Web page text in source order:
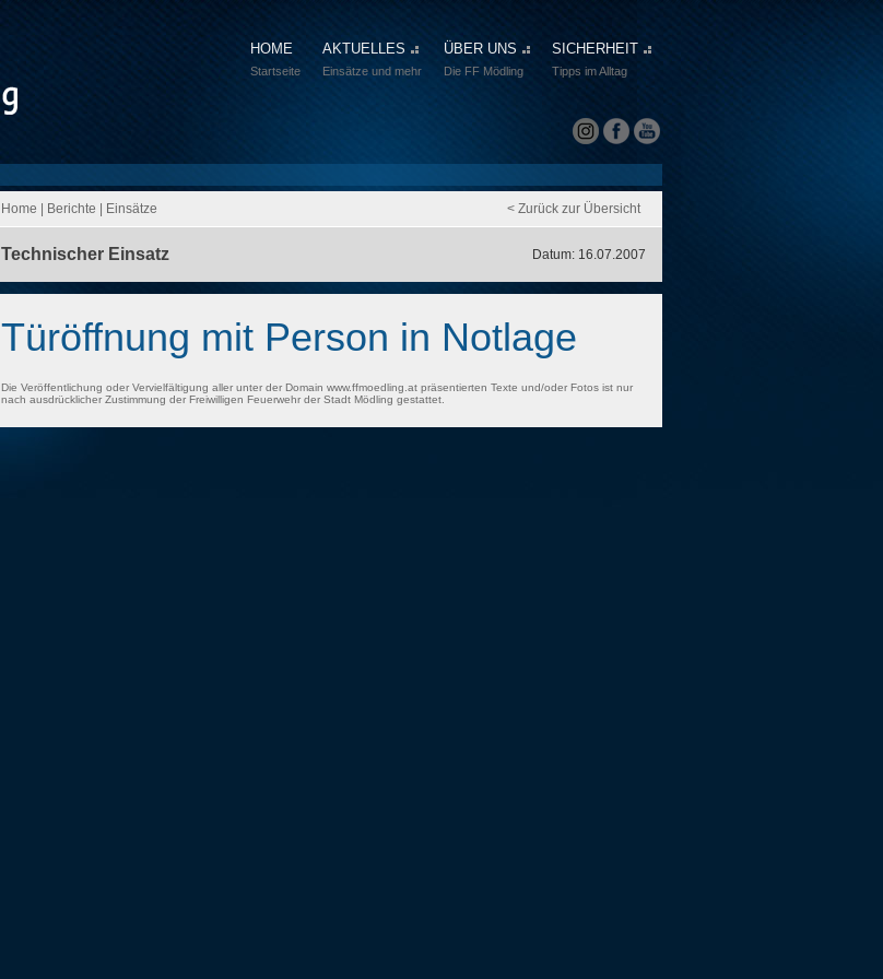
HOME
Startseite
AKTUELLES
Einsätze und mehr
ÜBER UNS
Die FF Mödling
SICHERHEIT
Tipps im Alltag
Home Berichte Einsätze < Zurück zur Übersicht
Technischer Einsatz Datum: 16.07.2007
Türöffnung mit Person in Notlage
Die Veröffentlichung oder Vervielfältigung aller unter der Domain www.ffmoedling.at präsentierten Texte und/oder Fotos ist nur
nach ausdrücklicher Zustimmung der Freiwilligen Feuerwehr der Stadt Mödling gestattet.